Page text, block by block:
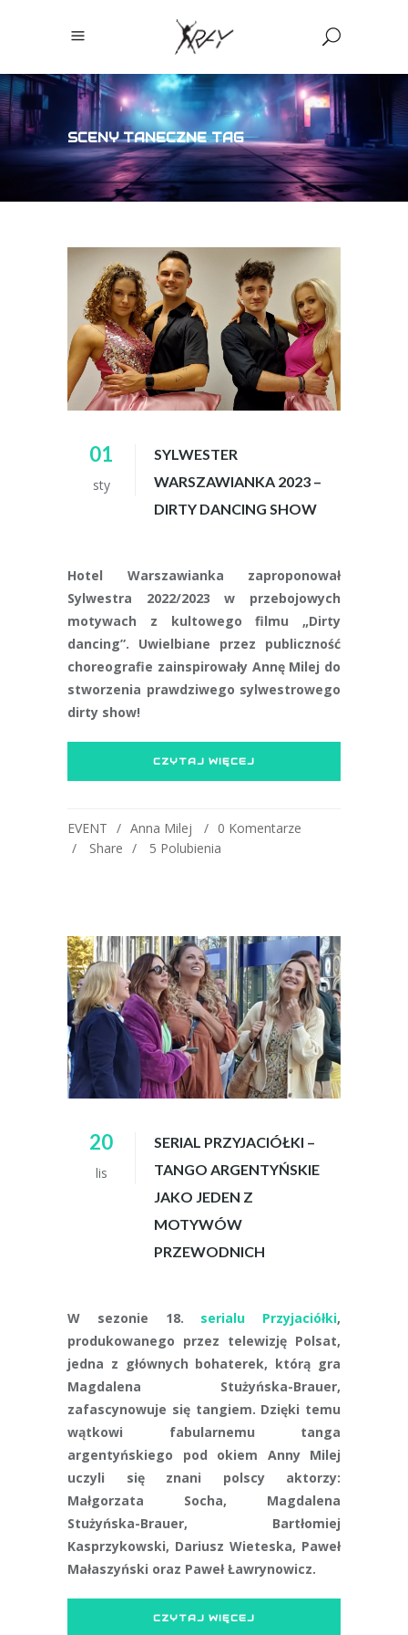
SCENY TANECZNE TAG
01
sty
SYLWESTER
WARSZAWIANKA 2023 –
DIRTY DANCING SHOW
Hotel Warszawianka zaproponował
Sylwestra 2022/2023 w przebojowych
motywach z kultowego filmu „Dirty
dancing”. Uwielbiane przez publiczność
choreografie zainspirowały Annę Milej do
stworzenia prawdziwego sylwestrowego
dirty show!
CZYTAJ WIĘCEJ
EVENT Anna Milej
0 Komentarze
Share
5 Polubienia
20
lis
SERIAL PRZYJACIÓŁKI –
TANGO ARGENTYŃSKIE
JAKO JEDEN Z
MOTYWÓW
PRZEWODNICH
W sezonie 18. serialu Przyjaciółki,
produkowanego przez telewizję Polsat,
jedna z głównych bohaterek, którą gra
Magdalena Stużyńska-Brauer,
zafascynowuje się tangiem. Dzięki temu
wątkowi fabularnemu tanga
argentyńskiego pod okiem Anny Milej
uczyli się znani polscy aktorzy:
Małgorzata Socha, Magdalena
Stużyńska-Brauer, Bartłomiej
Kasprzykowski, Dariusz Wieteska, Paweł
Małaszyński oraz Paweł Ławrynowicz.
CZYTAJ WIĘCEJ